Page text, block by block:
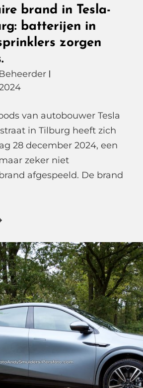
brand in Tesla-
batterijen in
zorgen
van autobouwer Tesla
in Tilburg heeft zich
28 december 2024, een
zeker niet
afgespeeld. De brand
Spectaculaire
In
Tesla-
Loods
Tilburg:
Batterijen
In
Vlammen,
Sprinklers
Zorgen
Voor